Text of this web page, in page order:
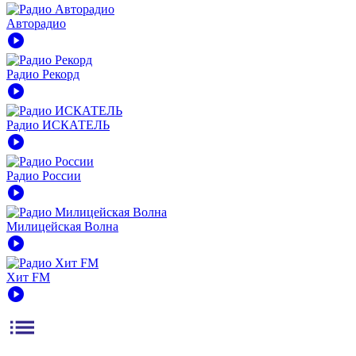
Авторадио
play_circle
Радио Рекорд
play_circle
Радио ИСКАТЕЛЬ
play_circle
Радио России
play_circle
Милицейская Волна
play_circle
Хит FM
play_circle
list